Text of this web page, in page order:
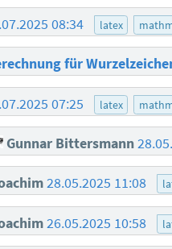
08:34 latex
für
07:25 latex
Gunnar Bittersmann
28.05.2025 11:08
26.05.2025 10:58